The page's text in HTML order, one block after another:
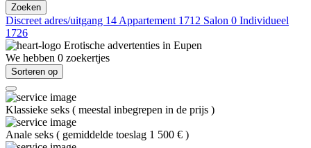
Zoeken
Discreet adres/uitgang 14 Appartement 1712 Salon 0 Individueel
1726
Erotische advertenties in Eupen
We hebben 0 zoekertjes
Sorteren op
Klassieke seks ( meestal inbegrepen in de prijs )
Anale seks ( gemiddelde toeslag 1 500 € )